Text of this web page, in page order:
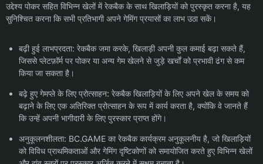
उद्देश्य पोकर सहित विभिन्न खेलों में रेकबैक के साथ खिलाड़ियों को पुरस्कृत करना है, यह
सुनिश्चित करना कि सभी प्रतिभागी अपने गेमिंग प्रयासों का लाभ उठा सकें।
बढ़ी हुई लाभप्रदता: रेकबैक जमा करके, खिलाड़ी अपनी कुल कमाई बढ़ा सकते हैं,
जिससे प्लेटफ़ॉर्म पर पोकर या अन्य गेम खेलने से जुड़े खर्चों को प्रभावी ढंग से कम
किया जा सकता है।
बढ़े हुए गेमप्ले के लिए प्रोत्साहन: रेकबैक खिलाड़ियों के लिए अपने खेल के समय को
बढ़ाने के लिए एक अतिरिक्त प्रोत्साहन के रूप में कार्य करता है, क्योंकि वे जानते हैं
कि उन्हें अपनी भागीदारी के लिए पुरस्कार प्राप्त होंगे।
अनुकूलनशीलता: BC.GAME का रेकबैक कार्यक्रम अनुकूलनीय है, जो खिलाड़ियों
को विविध प्राथमिकताओं और गेमिंग दृष्टिकोणों को समायोजित करते हुए विभिन्न खेलों